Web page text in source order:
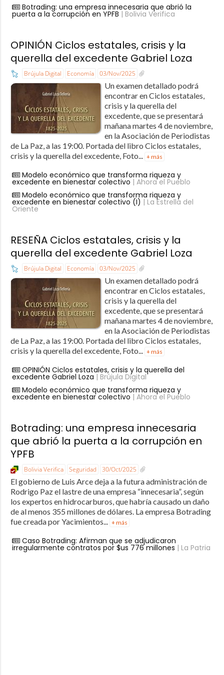
Botrading: una empresa innecesaria que abrió la
puerta a la corrupción en YPFB | Bolivia Verifica
OPINIÓN Ciclos estatales, crisis y la
querella del excedente Gabriel Loza
Brújula Digital Economía 03/Nov/2025
Un examen detallado podrá
encontrar en Ciclos estatales,
crisis y la querella del
excedente, que se presentará
mañana martes 4 de noviembre,
en la Asociación de Periodistas
de La Paz, a las 19:00. Portada del libro Ciclos estatales,
crisis y la querella del excedente, Foto... + más
Modelo económico que transforma riqueza y
excedente en bienestar colectivo | Ahora el Pueblo
Modelo económico que transforma riqueza y
excedente en bienestar colectivo (I) | La Estrella del
Oriente
RESEÑA Ciclos estatales, crisis y la
querella del excedente Gabriel Loza
Brújula Digital Economía 03/Nov/2025
Un examen detallado podrá
encontrar en Ciclos estatales,
crisis y la querella del
excedente, que se presentará
mañana martes 4 de noviembre,
en la Asociación de Periodistas
de La Paz, a las 19:00. Portada del libro Ciclos estatales,
crisis y la querella del excedente, Foto... + más
OPINIÓN Ciclos estatales, crisis y la querella del
excedente Gabriel Loza | Brújula Digital
Modelo económico que transforma riqueza y
excedente en bienestar colectivo | Ahora el Pueblo
Botrading: una empresa innecesaria
que abrió la puerta a la corrupción en
YPFB
Bolivia Verifica Seguridad 30/Oct/2025
El gobierno de Luis Arce deja a la futura administración de
Rodrigo Paz el lastre de una empresa “innecesaria”, según
los expertos en hidrocarburos, que habría causado un daño
de al menos 355 millones de dólares. La empresa Botrading
fue creada por Yacimientos... + más
Caso Botrading: Afirman que se adjudicaron
irregularmente contratos por $us 776 millones | La Patria